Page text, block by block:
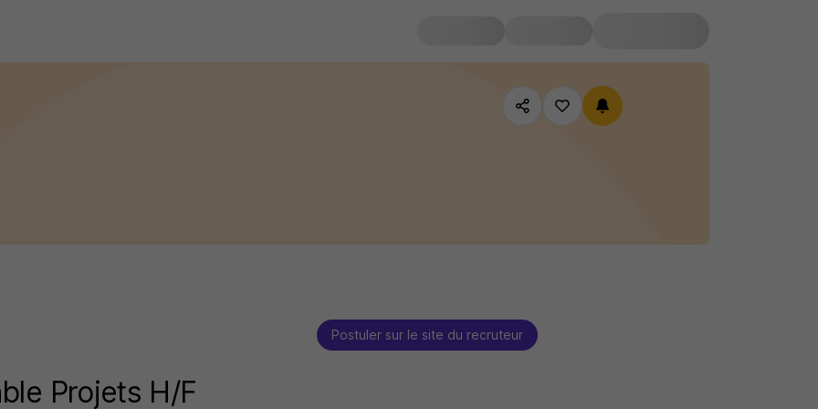
Postuler sur le site du recruteur
Projets H/F